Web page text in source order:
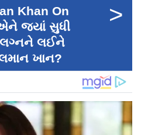
Khan On
જ્યાં સુધી
લગ્નને લઈને
ખાન?
>